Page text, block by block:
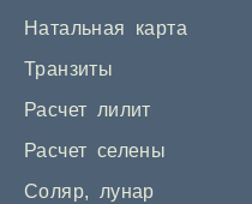
Натальная карта
Транзиты
Расчет лилит
Расчет селены
Соляр, лунар